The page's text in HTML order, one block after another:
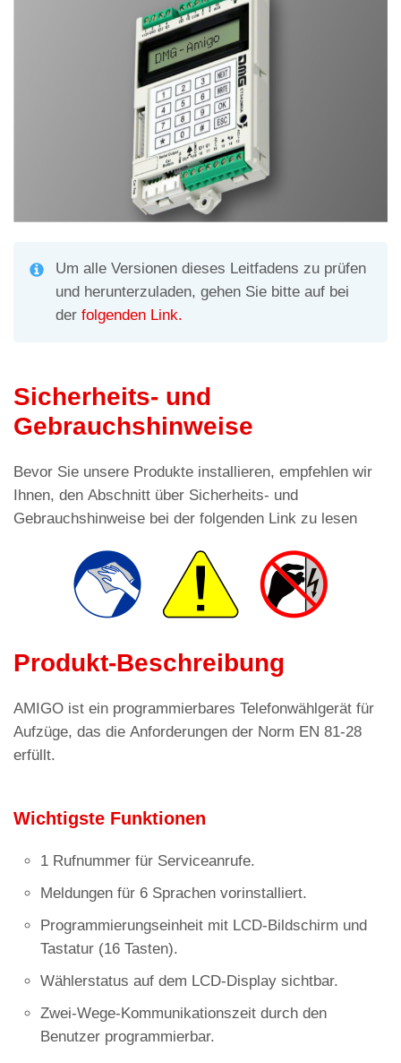
Um alle Versionen dieses Leitfadens zu prüfen
und herunterzuladen, gehen Sie bitte auf bei
der folgenden Link.
Sicherheits- und
Gebrauchshinweise
Bevor Sie unsere Produkte installieren, empfehlen wir
Ihnen, den Abschnitt über Sicherheits- und
Gebrauchshinweise bei der folgenden Link zu lesen
Produkt-Beschreibung
AMIGO ist ein programmierbares Telefonwählgerät für
Aufzüge, das die Anforderungen der Norm EN 81-28
erfüllt.
Wichtigste Funktionen
1 Rufnummer für Serviceanrufe.
Meldungen für 6 Sprachen vorinstalliert.
Programmierungseinheit mit LCD-Bildschirm und
Tastatur (16 Tasten).
Wählerstatus auf dem LCD-Display sichtbar.
Zwei-Wege-Kommunikationszeit durch den
Benutzer programmierbar.